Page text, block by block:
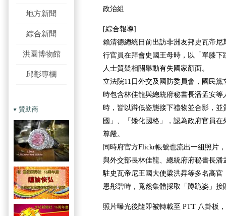
地方新聞
綜合新聞
洪園博物館
邱彰專欄
贊助商
政治組
[綜合報導]
賴清德總統日前出訪非洲友邦史瓦帝
行官員在拜會史國王母時，以「單膝
人士質疑相關舉動有失國家顏面。
立法院11日外交及國防委員會，國民
時包含林佳龍與總統府秘書長潘孟安
時，皆以蹲低姿態接下禮物並合影，並
國」、「矮化國格」，認為政府官員
尊嚴。
同時府官方Flickr帳號也流出一組照片
與外交部長林佳龍、總統府府秘書長
駐史瓦帝尼王國大使梁洪昇等多名高
恩彤碧時，竟然集體採取「蹲跪姿」接
照片曝光後隨即被轉載至 PTT 八卦板